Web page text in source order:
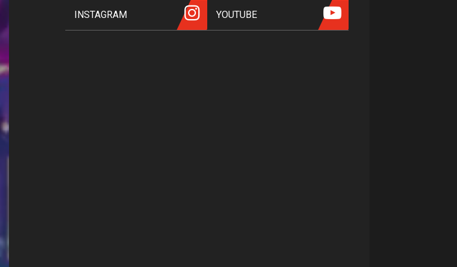
INSTAGRAM YOUTUBE